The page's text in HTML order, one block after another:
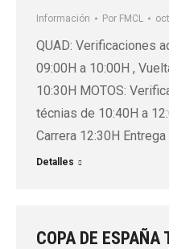
Información Por FMCL
QUAD: Verificaciones
09:00H a 10:00H ,
10:30H MOTOS:
técnias de 10:40H a
Carrera 12:30H
Detalles
COPA DE